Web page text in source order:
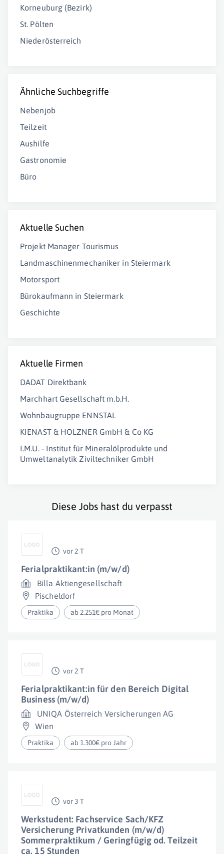
Korneuburg (Bezirk)
St. Pölten
Niederösterreich
Ähnliche Suchbegriffe
Nebenjob
Teilzeit
Aushilfe
Gastronomie
Büro
Aktuelle Suchen
Projekt Manager Tourismus
Landmaschinenmechaniker in Steiermark
Motorsport
Bürokaufmann in Steiermark
Geschichte
Aktuelle Firmen
DADAT Direktbank
Marchhart Gesellschaft m.b.H.
Wohnbaugruppe ENNSTAL
KIENAST & HOLZNER GmbH & Co KG
I.M.U. - Institut für Mineralölprodukte und
Umweltanalytik Ziviltechniker GmbH
Diese Jobs hast du verpasst
vor 2 T
Ferialpraktikant:in (m/w/d)
Billa Aktiengesellschaft
Pischeldorf
Praktika ab 2.251€ pro Monat
vor 2 T
Ferialpraktikant:in für den Bereich Digital
Business (m/w/d)
UNIQA Österreich Versicherungen AG
Wien
Praktika ab 1.300€ pro Jahr
vor 3 T
Werkstudent: Fachservice Sach/KFZ
Versicherung Privatkunden (m/w/d)
Sommerpraktikum / Geringfügig od. Teilzeit
ca. 15 Stunden